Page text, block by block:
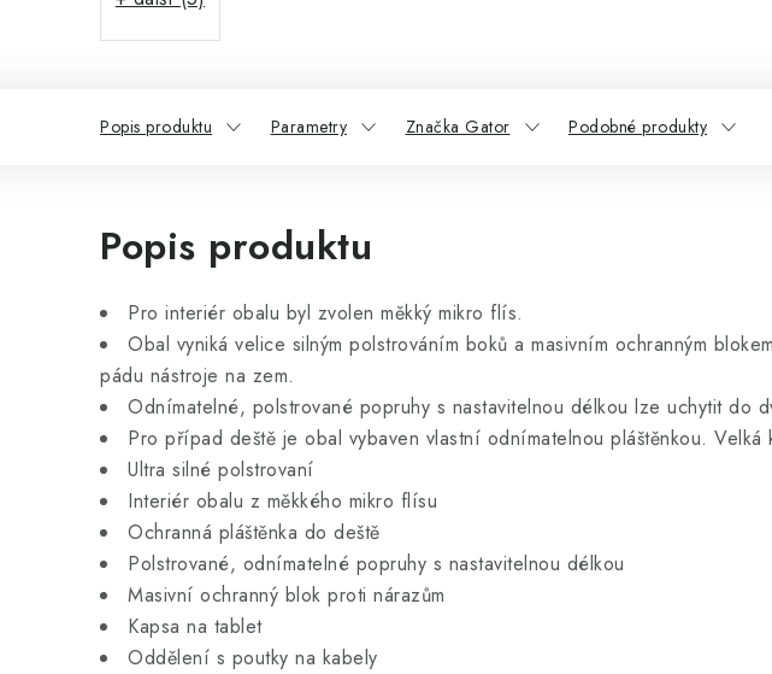
Popis produktu Parametry Značka Gator Podobné produkty
Popis produktu
Pro interiér obalu byl zvolen měkký mikro flís.
Obal vyniká velice silným polstrováním boků a masivním ochranným
pádu nástroje na zem.
Odnímatelné, polstrované popruhy s nastavitelnou délkou lze uchytit do
Pro případ deště je obal vybaven vlastní odnímatelnou pláštěnkou.
Ultra silné polstrovaní
Interiér obalu z měkkého mikro flísu
Ochranná pláštěnka do deště
Polstrované, odnímatelné popruhy s nastavitelnou délkou
Masivní ochranný blok proti nárazům
Kapsa na tablet
Oddělení s poutky na kabely